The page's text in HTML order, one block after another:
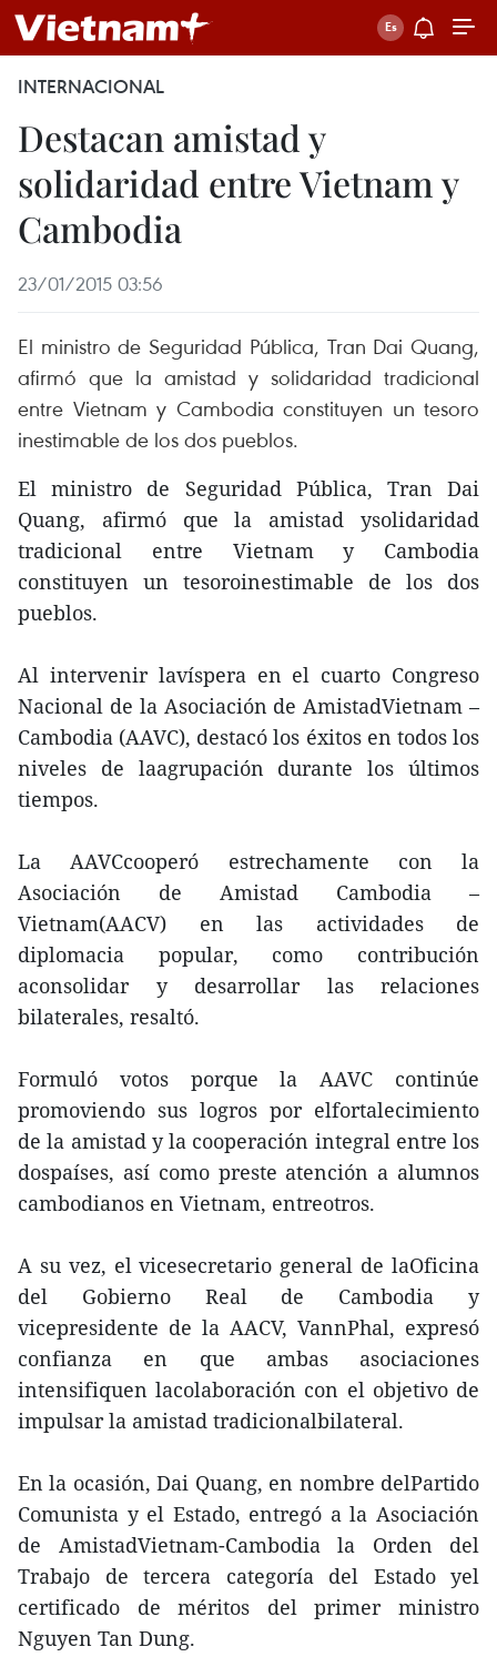
INTERNACIONAL
Destacan amistad y
solidaridad entre Vietnam y
Cambodia
23/01/2015 03:56
El ministro de Seguridad Pública, Tran Dai Quang,
afirmó que la amistad y solidaridad tradicional
entre Vietnam y Cambodia constituyen un tesoro
inestimable de los dos pueblos.
El ministro de Seguridad Pública, Tran Dai
Quang, afirmó que la amistad ysolidaridad
tradicional entre Vietnam y Cambodia
constituyen un tesoroinestimable de los dos
pueblos.
Al intervenir lavíspera en el cuarto Congreso
Nacional de la Asociación de AmistadVietnam –
Cambodia (AAVC), destacó los éxitos en todos los
niveles de laagrupación durante los últimos
tiempos.
La AAVCcooperó estrechamente con la
Asociación de Amistad Cambodia –
Vietnam(AACV) en las actividades de
diplomacia popular, como contribución
aconsolidar y desarrollar las relaciones
bilaterales, resaltó.
Formuló votos porque la AAVC continúe
promoviendo sus logros por elfortalecimiento
de la amistad y la cooperación integral entre los
dospaíses, así como preste atención a alumnos
cambodianos en Vietnam, entreotros.
A su vez, el vicesecretario general de laOficina
del Gobierno Real de Cambodia y
vicepresidente de la AACV, VannPhal, expresó
confianza en que ambas asociaciones
intensifiquen lacolaboración con el objetivo de
impulsar la amistad tradicionalbilateral.
En la ocasión, Dai Quang, en nombre delPartido
Comunista y el Estado, entregó a la Asociación
de AmistadVietnam-Cambodia la Orden del
Trabajo de tercera categoría del Estado yel
certificado de méritos del primer ministro
Nguyen Tan Dung.